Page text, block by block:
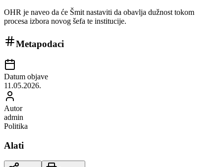
OHR je naveo da će Šmit nastaviti da obavlja dužnost tokom
procesa izbora novog šefa te institucije.
Metapodaci
Datum objave
11.05.2026.
Autor
admin
Politika
Alati